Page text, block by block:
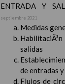
ENTRADA Y
septiembre 2021
Medidas
salidas
de entradas
Flujos de